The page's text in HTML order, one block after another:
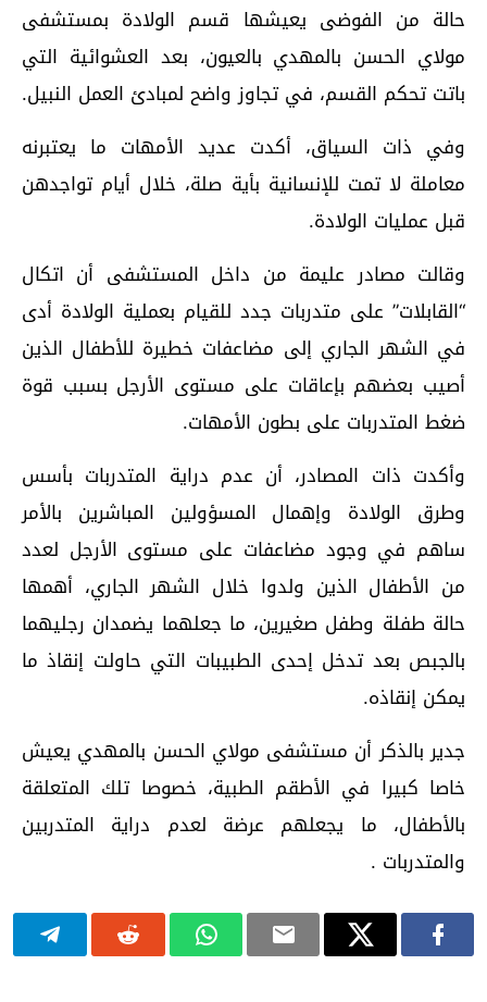
حالة من الفوضى يعيشها قسم الولادة بمستشفى
مولاي الحسن بالمهدي بالعيون، بعد العشوائية التي
باتت تحكم القسم، في تجاوز واضح لمبادئ العمل النبيل.
وفي ذات السياق، أكدت عديد الأمهات ما يعتبرنه
معاملة لا تمت للإنسانية بأية صلة، خلال أيام تواجدهن
قبل عمليات الولادة.
وقالت مصادر عليمة من داخل المستشفى أن اتكال
“القابلات” على متدربات جدد للقيام بعملية الولادة أدى
في الشهر الجاري إلى مضاعفات خطيرة للأطفال الذين
أصيب بعضهم بإعاقات على مستوى الأرجل بسبب قوة
ضغط المتدربات على بطون الأمهات.
وأكدت ذات المصادر، أن عدم دراية المتدربات بأسس
وطرق الولادة وإهمال المسؤولين المباشرين بالأمر
ساهم في وجود مضاعفات على مستوى الأرجل لعدد
من الأطفال الذين ولدوا خلال الشهر الجاري، أهمها
حالة طفلة وطفل صغيرين، ما جعلهما يضمدان رجليهما
بالجبص بعد تدخل إحدى الطبيبات التي حاولت إنقاذ ما
يمكن إنقاذه.
جدير بالذكر أن مستشفى مولاي الحسن بالمهدي يعيش
خاصا كبيرا في الأطقم الطبية، خصوصا تلك المتعلقة
بالأطفال، ما يجعلهم عرضة لعدم دراية المتدربين
والمتدربات .